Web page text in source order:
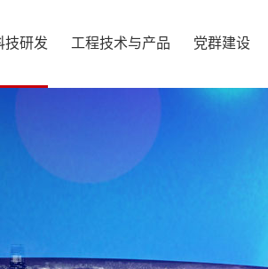
技研发 工程技术与产品 党群建设